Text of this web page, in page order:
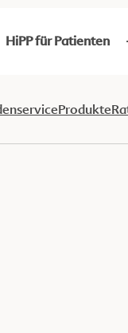
HiPP für Patienten
Produkte